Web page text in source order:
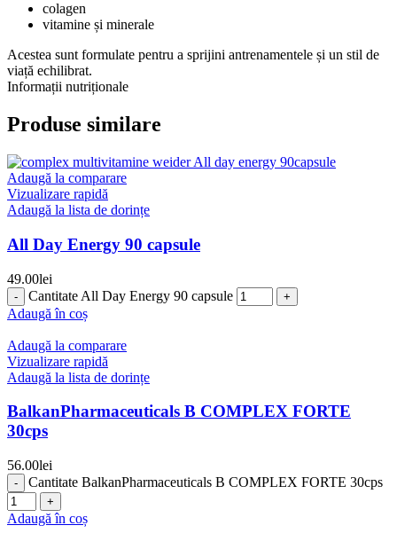
colagen
vitamine și minerale
Acestea sunt formulate pentru a sprijini antrenamentele și un stil de
viață echilibrat.
Informații nutriționale
Produse similare
Adaugă la comparare
Vizualizare rapidă
Adaugă la lista de dorințe
All Day Energy 90 capsule
49.00lei
Cantitate All Day Energy 90 capsule
Adaugă în coș
Adaugă la comparare
Vizualizare rapidă
Adaugă la lista de dorințe
BalkanPharmaceuticals B COMPLEX FORTE
30cps
56.00lei
Cantitate BalkanPharmaceuticals B COMPLEX FORTE 30cps
Adaugă în coș